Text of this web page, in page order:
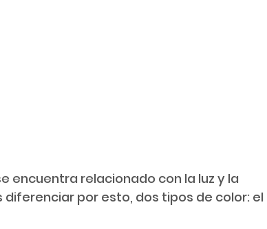
encuentra relacionado con la luz y la
por esto, dos tipos de color: el